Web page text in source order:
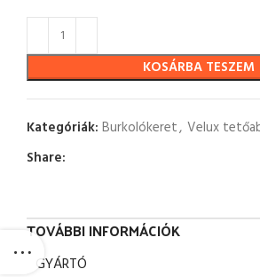
KOSÁRBA TESZEM
Kategóriák: Burkolókeret, Velux
Share:
TOVÁBBI INFORMÁCIÓK
GYÁRTÓ